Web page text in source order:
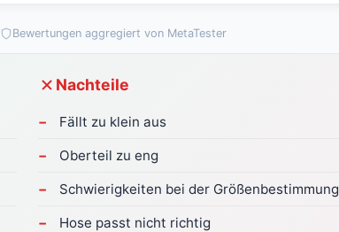
Bewertungen aggregiert von MetaTester
Nachteile
Fällt zu klein aus
Oberteil zu eng
Schwierigkeiten bei der Größenbestimmung
Hose passt nicht richtig